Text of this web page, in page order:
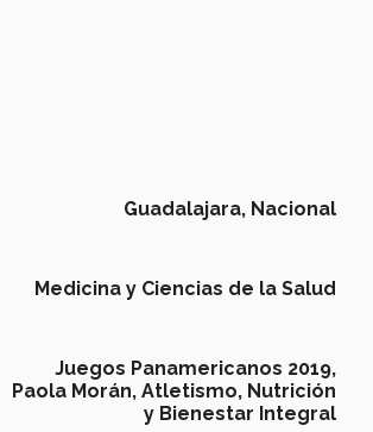
Guadalajara, Nacional
Medicina y Ciencias de la Salud
Juegos Panamericanos 2019,
Paola Morán, Atletismo, Nutrición
y Bienestar Integral